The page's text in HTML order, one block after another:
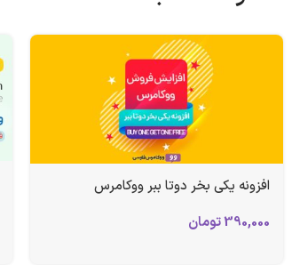
افزونه یکی بخر دوتا ببر ووکامرس
390,000تومان